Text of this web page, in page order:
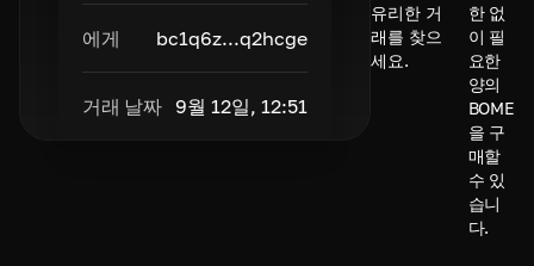
에게 bc1q6z...q2hcge
거래 날짜 9월 12일, 12:51
유리한 거
래를 찾으
세요.
한 없
이 필
요한
양의
BOME
을 구
매할
수 있
습니
다.